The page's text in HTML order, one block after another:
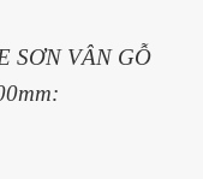
SƠN VÂN GỖ